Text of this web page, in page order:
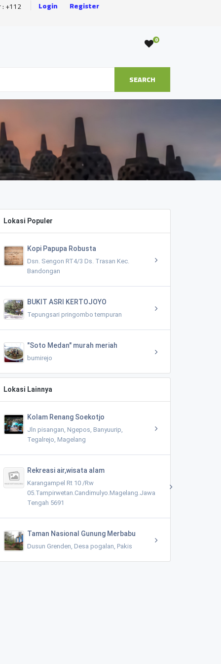
: +112 Login Register
0
SEARCH
Lokasi Populer
Kopi Papupa Robusta
Dsn. Sengon RT4/3 Ds. Trasan Kec.
Bandongan
BUKIT ASRI KERTOJOYO
Tepungsari pringombo tempuran
"Soto Medan" murah meriah
bumirejo
Lokasi Lainnya
Kolam Renang Soekotjo
Jln pisangan, Ngepos, Banyuurip,
Tegalrejo, Magelang
Rekreasi air,wisata alam
Karangampel Rt 10 /Rw
05.Tampirwetan.Candimulyo.Magelang.Jawa
Tengah 5691
Taman Nasional Gunung Merbabu
Dusun Grenden, Desa pogalan, Pakis